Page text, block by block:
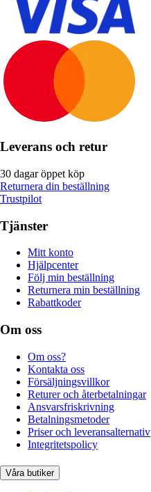
Leverans och retur
30 dagar öppet köp
Returnera din beställning
Trustpilot
Tjänster
Mitt konto
Hjälpcenter
Följ min beställning
Returnera min beställning
Rabattkoder
Om oss
Om oss?
Kontakta oss
Försäljningsvillkor
Returer och återbetalningar
Ansvarsfriskrivning
Betalningsmetoder
Priser och leveransalternativ
Integritetspolicy
Våra butiker